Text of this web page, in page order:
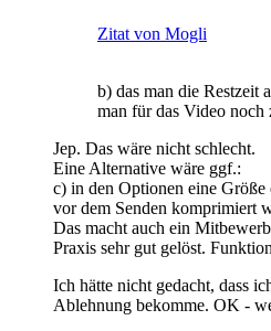
Zitat von Mogli
b) das man die Restzeit
man für das Video noch
Jep. Das wäre nicht schlecht.
Eine Alternative wäre ggf.:
c) in den Optionen eine
vor dem Senden komprimiert
Das macht auch ein
Praxis sehr gut gelöst.
Ich hätte nicht gedacht, dass
Ablehnung bekomme. OK -